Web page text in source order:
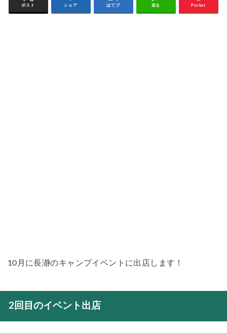
ポスト シェア はてブ 送る Pocket
10月に長瀞のキャンプイベントに出店します！
2回目のイベント出店